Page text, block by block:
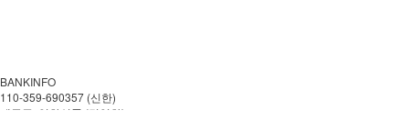
BANKINFO
110-359-690357 (신한)
예금주: 영화식품 (김영화)